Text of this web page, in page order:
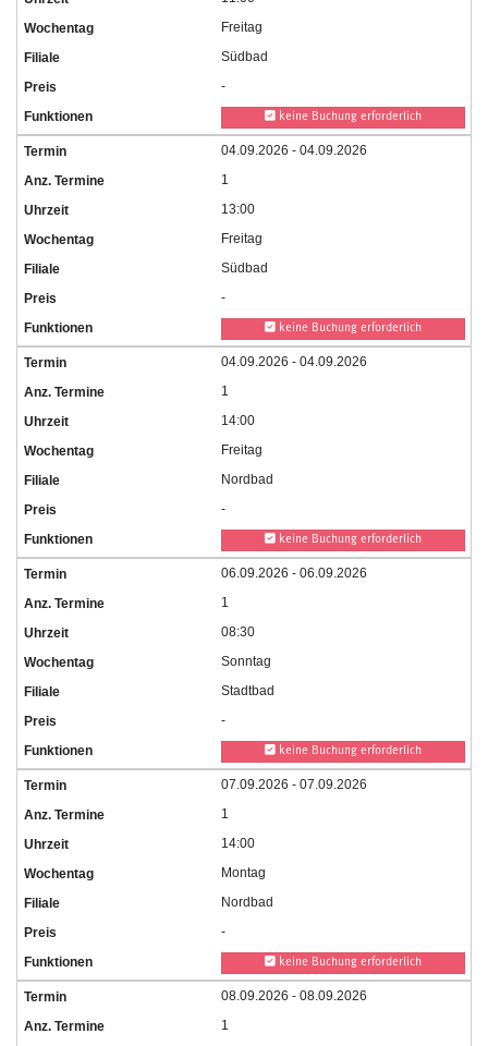
Freitag
Südbad
-
keine Buchung erforderlich
04.09.2026 - 04.09.2026
1
13:00
Freitag
Südbad
-
keine Buchung erforderlich
04.09.2026 - 04.09.2026
1
14:00
Freitag
Nordbad
-
keine Buchung erforderlich
06.09.2026 - 06.09.2026
1
08:30
Sonntag
Stadtbad
-
keine Buchung erforderlich
07.09.2026 - 07.09.2026
1
14:00
Montag
Nordbad
-
keine Buchung erforderlich
08.09.2026 - 08.09.2026
1